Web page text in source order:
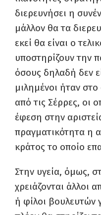
διερευνήσει η
μάλλον θα τα
εκεί θα είναι ο
υποστηρίζουν την
όσους δηλαδή δεν
μιλημένοι ήταν
από τις Σέρρες, οι
έφεση στην
πραγματικότητα η
κράτος το οποίο
Στην υγεία, όμως,
χρειάζονται άλλοι
ή φίλοι βουλευτών